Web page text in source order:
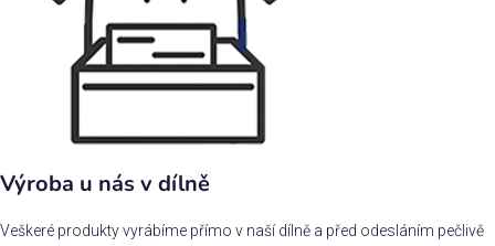
Výroba u nás v dílně
Veškeré produkty vyrábíme přímo v naší dílně a před odesláním pečlivě